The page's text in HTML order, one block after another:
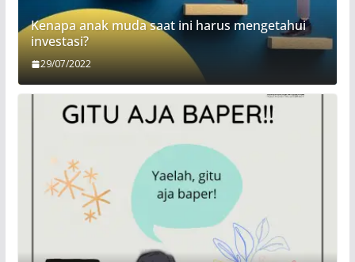
Kenapa anak muda saat ini harus mengetahui
investasi?
29/07/2022